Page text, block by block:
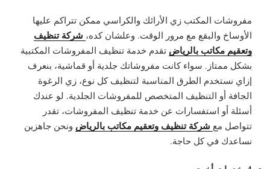
مفروشات المكتب زي الأرائك والكراسي ممكن تتراكم عليها
الأوساخ والبقع مع مرور الوقت. وعلشان كده، شركة تنظيف
وتعقيم مكاتب بالرياض تقدم خدمة تنظيف المفروشات المكتبية
بشكل ممتاز. سواء كانت مفروشاتك جلدية أو قماشية، بنعرف
إزاي نستخدم الطرق المناسبة لتنظيف كل نوع، زي الرغوة
الجافة أو التنظيف المتخصص للمفروشات الجلدية. لو عندك
أسئلة أو استفسارات عن خدمة تنظيف المفروشات، تقدر
تتواصل مع شركة تنظيف وتعقيم مكاتب بالرياض ونحن جاهزين
نساعدك في كل حاجة.